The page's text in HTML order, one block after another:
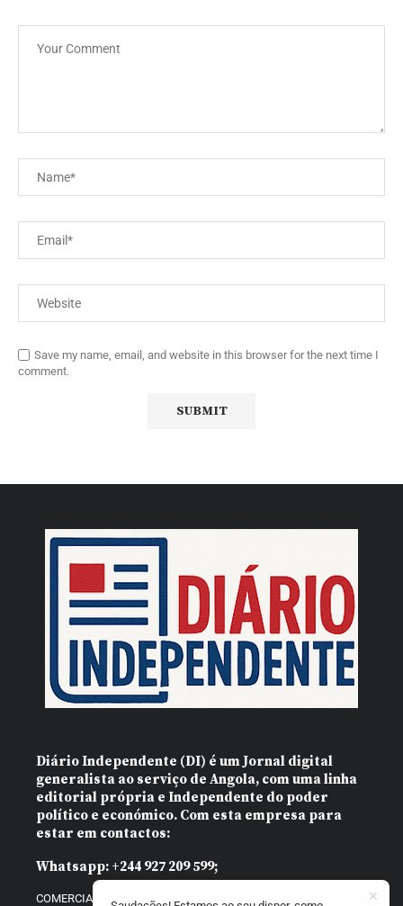
Save my name, email, and website in this browser for the next time I
comment.
Diário Independente (DI) é um Jornal digital
generalista ao serviço de Angola, com uma linha
editorial própria e Independente do poder
político e económico. Com esta empresa para
estar em contactos:
Whatsapp: +244 927 209 599;
COMERCIAL@DIARIOINDEPENDENTE.INFO